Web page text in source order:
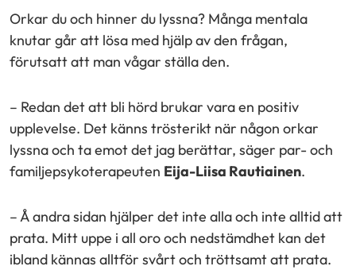
Orkar du och hinner du lyssna? Många mentala
knutar går att lösa med hjälp av den frågan,
förutsatt att man vågar ställa den.
– Redan det att bli hörd brukar vara en positiv
upplevelse. Det känns trösterikt när någon orkar
lyssna och ta emot det jag berättar, säger par- och
familjepsykoterapeuten Eija-Liisa Rautiainen.
– Å andra sidan hjälper det inte alla och inte alltid att
prata. Mitt uppe i all oro och nedstämdhet kan det
ibland kännas alltför svårt och tröttsamt att prata.